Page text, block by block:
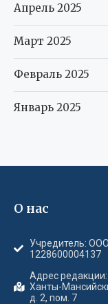
Апрель 2025
Март 2025
Февраль 2025
Январь 2025
О нас
Учредитель:
1228600004137
Адрес
Ханты-
д. 2, пом. 7